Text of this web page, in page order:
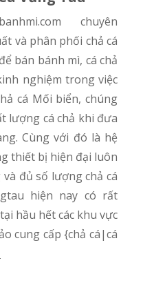
và phân phối chả cá
bán bánh mì, cá chả
nghiệm trong việc
cá Mối biển, chúng
lượng cá chả khi đưa
Cùng với đó là hệ
thiết bị hiện đại luôn
đủ số lượng chả cá
hiện nay có rất
hầu hết các khu vực
cung cấp {chả cá|cá